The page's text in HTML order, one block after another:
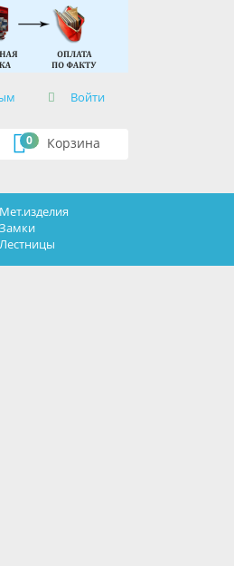
Войти
Корзина
0
Мет.изделия
Замки
Лестницы